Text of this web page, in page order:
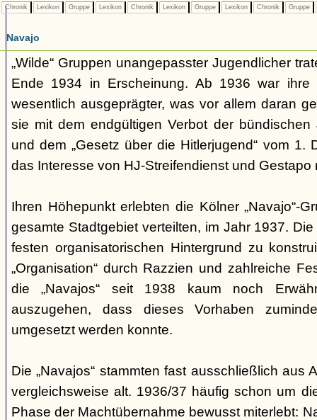
Chronik Lexikon Gruppe Lexikon Chronik Lexikon Gruppe Lexikon Chronik Gruppe
Navajo
„Wilde“ Gruppen unangepasster Jugendlicher
Ende 1934 in Erscheinung. Ab 1936 war ihre
wesentlich ausgeprägter, was vor allem daran
sie mit dem endgültigen Verbot der
und dem „Gesetz über die Hitlerjugend“ vom 1.
das Interesse von HJ-Streifendienst und Gestapo
Ihren Höhepunkt erlebten die Kölner „Navajo“-
gesamte Stadtgebiet verteilten, im Jahr 1937.
festen organisatorischen Hintergrund zu
„Organisation“ durch Razzien und zahlreiche
die „Navajos“ seit 1938 kaum noch
auszugehen, dass dieses Vorhaben
umgesetzt werden konnte.
Die „Navajos“ stammten fast ausschließlich aus
vergleichsweise alt. 1936/37 häufig schon um
Phase der Machtübernahme bewusst miterlebt: